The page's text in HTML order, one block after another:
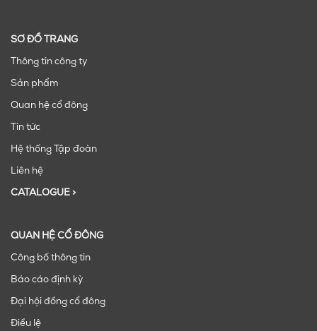
SƠ ĐỒ TRANG
Thông tin công ty
Sản phẩm
Quan hệ cổ đông
Tin tức
Hệ thống Tập đoàn
Liên hệ
CATALOGUE >
QUAN HỆ CỔ ĐÔNG
Công bố thông tin
Báo cáo định kỳ
Đại hội đồng cổ đông
Điều lệ